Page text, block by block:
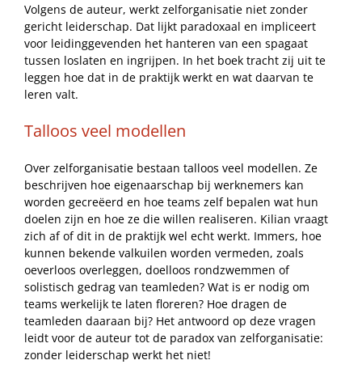
Volgens de auteur, werkt zelforganisatie niet zonder
gericht leiderschap. Dat lijkt paradoxaal en impliceert
voor leidinggevenden het hanteren van een spagaat
tussen loslaten en ingrijpen. In het boek tracht zij uit te
leggen hoe dat in de praktijk werkt en wat daarvan te
leren valt.
Talloos veel modellen
Over zelforganisatie bestaan talloos veel modellen. Ze
beschrijven hoe eigenaarschap bij werknemers kan
worden gecreëerd en hoe teams zelf bepalen wat hun
doelen zijn en hoe ze die willen realiseren. Kilian vraagt
zich af of dit in de praktijk wel echt werkt. Immers, hoe
kunnen bekende valkuilen worden vermeden, zoals
oeverloos overleggen, doelloos rondzwemmen of
solistisch gedrag van teamleden? Wat is er nodig om
teams werkelijk te laten floreren? Hoe dragen de
teamleden daaraan bij? Het antwoord op deze vragen
leidt voor de auteur tot de paradox van zelforganisatie:
zonder leiderschap werkt het niet!